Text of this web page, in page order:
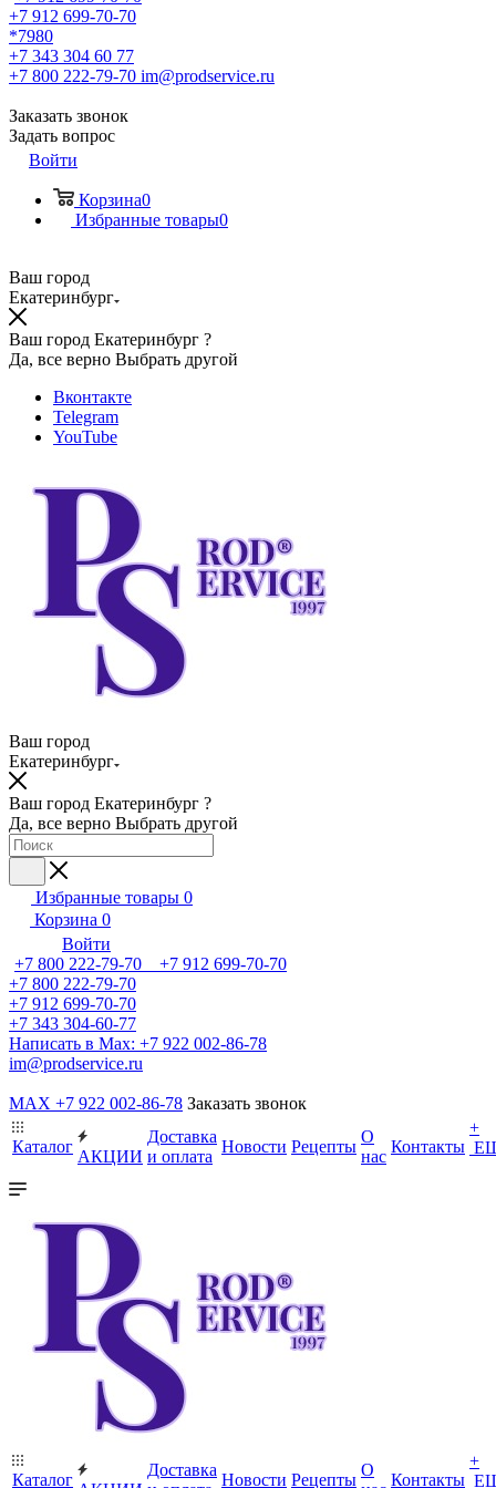
+7 912 699-70-70
*7980
+7 343 304 60 77
+7 800 222-79-70 im@prodservice.ru
Заказать звонок
Задать вопрос
Войти
Корзина0
Избранные товары0
Ваш город
Екатеринбург
Ваш город Екатеринбург ?
Да, все верно Выбрать другой
Вконтакте
Telegram
YouTube
Ваш город
Екатеринбург
Ваш город Екатеринбург ?
Да, все верно Выбрать другой
Избранные товары 0
Корзина 0
Войти
+7 800 222-79-70 +7 912 699-70-70
+7 800 222-79-70
+7 912 699-70-70
+7 343 304-60-77
Написать в Max: +7 922 002-86-78
im@prodservice.ru
MAX +7 922 002-86-78 Заказать звонок
Каталог
АКЦИИ
Доставка
и оплата
Новости Рецепты
О
нас
Контакты
+
Каталог
Доставка
Новости Рецепты
О
Контакты
+